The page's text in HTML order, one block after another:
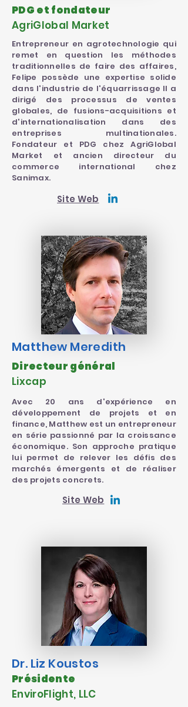
PDG et fondateur
AgriGlobal Market
Entrepreneur en agrotechnologie qui
remet en question les méthodes
traditionnelles de faire des affaires,
Felipe possède une expertise solide
dans l'industrie de l'équarrissage Il a
dirigé des processus de ventes
globales, de fusions-acquisitions et
d'internationalisation dans des
entreprises multinationales.
Fondateur et PDG chez AgriGlobal
Market et ancien directeur du
commerce international chez
Sanimax.
Site Web
Matthew Meredith
Directeur général
Lixcap
Avec 20 ans d'expérience en
développement de projets et en
finance, Matthew est un entrepreneur
en série passionné par la croissance
économique. Son approche pratique
lui permet de relever les défis des
marchés émergents et de réaliser
des projets concrets.
Site Web
Dr. Liz Koustos
Présidente
EnviroFlight, LLC